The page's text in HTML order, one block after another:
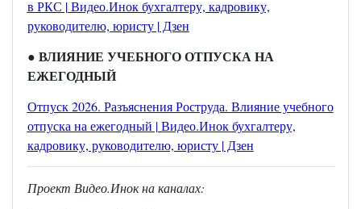
в РКС | Видео.Инок бухгалтеру, кадровику,
руководителю, юристу | Дзен
● ВЛИЯНИЕ УЧЕБНОГО ОТПУСКА НА
ЕЖЕГОДНЫЙ
Отпуск 2026. Разъяснения Роструда. Влияние учебного
отпуска на ежегодный | Видео.Инок бухгалтеру,
кадровику, руководителю, юристу | Дзен
Проект Видео.Инок на каналах: